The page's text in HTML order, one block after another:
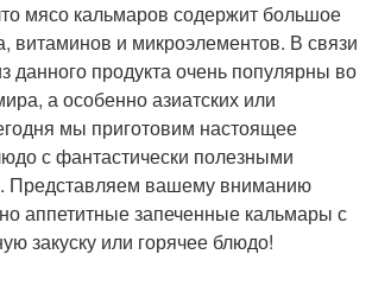
мясо кальмаров содержит большое
витаминов и микроэлементов. В связи
данного продукта очень популярны во
а особенно азиатских или
мы приготовим настоящее
с фантастически полезными
Представляем вашему вниманию
аппетитные запеченные кальмары с
закуску или горячее блюдо!